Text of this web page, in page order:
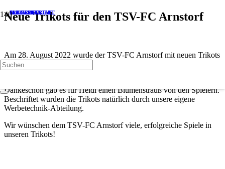
Neue Trikots für den TSV-FC Arnstorf
Am 28. August 2022 wurde der TSV-FC Arnstorf mit neuen Trikots
von uns ausgestattet.
Dankeschön gab es für Heidi einen Blumenstrauß von den Spielern.
Beschriftet wurden die Trikots natürlich durch unsere eigene
Werbetechnik-Abteilung.
Wir wünschen dem TSV-FC Arnstorf viele, erfolgreiche Spiele in
unseren Trikots!
ALLGEMEIN
FARBWERKSTATT
MALERBETRIEB